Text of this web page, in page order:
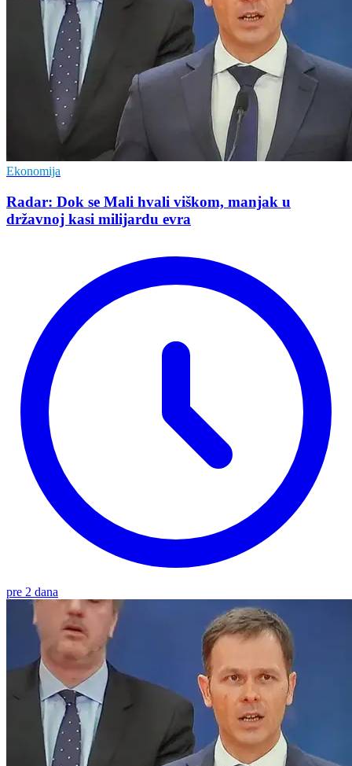
Ekonomija
Radar: Dok se Mali hvali viškom, manjak u
državnoj kasi milijardu evra
pre 2 dana